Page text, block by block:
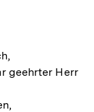
geehrter Herr